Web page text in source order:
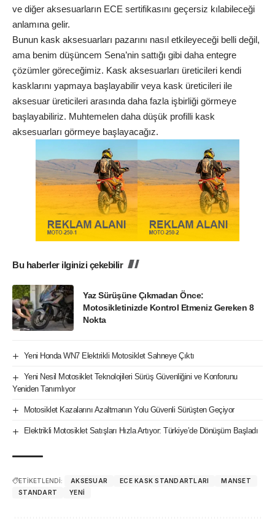
ve diğer aksesuarların ECE sertifikasını geçersiz kılabileceği
anlamına gelir.
Bunun kask aksesuarları pazarını nasıl etkileyeceği belli değil,
ama benim düşüncem Sena’nin sattığı gibi daha entegre
çözümler göreceğimiz. Kask aksesuarları üreticileri kendi
kasklarını yapmaya başlayabilir veya kask üreticileri ile
aksesuar üreticileri arasında daha fazla işbirliği görmeye
başlayabiliriz. Muhtemelen daha düşük profilli kask
aksesuarları görmeye başlayacağız.
Bu haberler ilginizi çekebilir
Yaz Sürüşüne Çıkmadan Önce:
Motosikletinizde Kontrol Etmeniz Gereken 8
Nokta
Yeni Honda WN7 Elektrikli Motosiklet Sahneye Çıktı
Yeni Nesil Motosiklet Teknolojileri Sürüş Güvenliğini ve Konforunu
Yeniden Tanımlıyor
Motosiklet Kazalarını Azaltmanın Yolu Güvenli Sürüşten Geçiyor
Elektrikli Motosiklet Satışları Hızla Artıyor: Türkiye’de Dönüşüm Başladı
ETİKETLENDİ: AKSESUAR ECE KASK STANDARTLARI
MANSET
STANDART
YENI